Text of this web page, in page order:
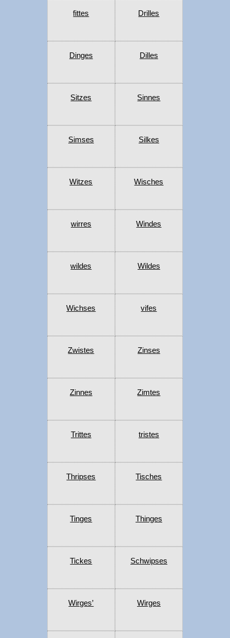
fittes Drilles
Dinges Dilles
Sitzes Sinnes
Simses Silkes
Witzes Wisches
wirres Windes
wildes Wildes
Wichses vifes
Zwistes Zinses
Zinnes Zimtes
Trittes tristes
Thripses Tisches
Tinges Thinges
Tickes Schwipses
Wirges’ Wirges